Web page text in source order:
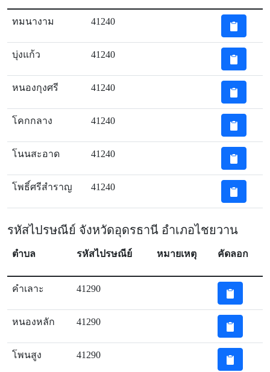
ทมนางาม 41240
บุ่งแก้ว 41240
หนองกุงศรี 41240
โคกกลาง 41240
โนนสะอาด 41240
โพธิ์ศรีสำราญ 41240
รหัสไปรษณีย์ จังหวัดอุดรธานี อำเภอไชยวาน
ตำบล รหัสไปรษณีย์ หมายเหตุ คัดลอก
คำเลาะ 41290
หนองหลัก 41290
โพนสูง 41290